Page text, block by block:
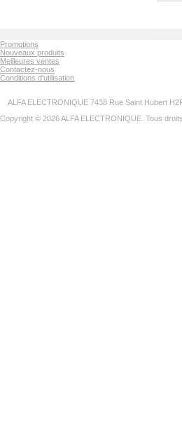
Promotions
Nouveaux produits
Meilleures ventes
Contactez-nous
Conditions d'utilisation
ALFA ELECTRONIQUE 7438 Rue Saint Hubert
Copyright © 2026 ALFA ELECTRONIQUE. Tous